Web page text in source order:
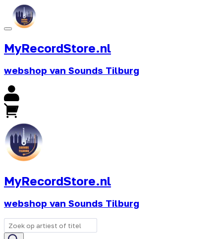
MyRecordStore.nl
webshop van Sounds Tilburg
MyRecordStore.nl
webshop van Sounds Tilburg